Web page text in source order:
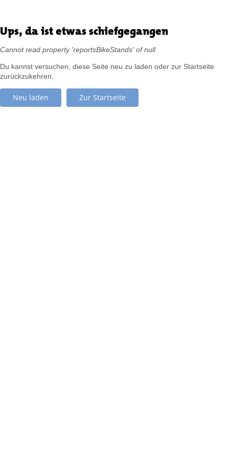
Ups, da ist etwas schiefgegangen
Cannot read property 'reportsBikeStands' of null
Du kannst versuchen, diese Seite neu zu laden oder zur Startseite
zurückzukehren.
Neu laden Zur Startseite